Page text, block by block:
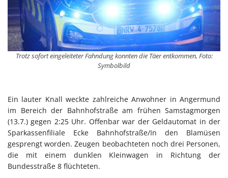
Trotz sofort eingeleiteter Fahndung konnten die Täer entkommen, Foto:
Symbolbild
Ein lauter Knall weckte zahlreiche Anwohner in Angermund
im Bereich der Bahnhofstraße am frühen Samstagmorgen
(13.7.) gegen 2:25 Uhr. Offenbar war der Geldautomat in der
Sparkassenfiliale Ecke Bahnhofstraße/In den Blamüsen
gesprengt worden. Zeugen beobachteten noch drei Personen,
die mit einem dunklen Kleinwagen in Richtung der
Bundesstraße 8 flüchteten.